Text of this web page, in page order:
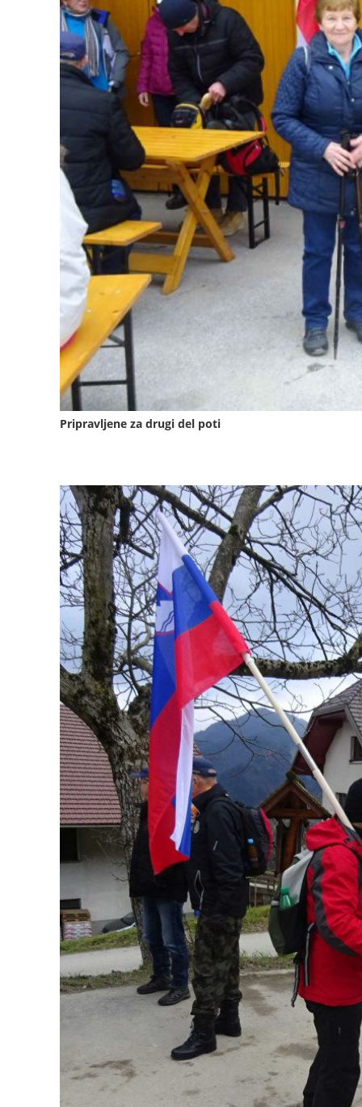
Pripravljene za drugi del poti